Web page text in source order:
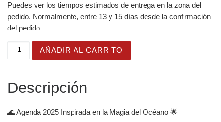
Puedes ver los tiempos estimados de entrega en la zona del
pedido. Normalmente, entre 13 y 15 días desde la confirmación
del pedido.
Agenda Semanal Océano Profundo 2025 en color y
AÑADIR AL CARRITO
Descripción
🌊 Agenda 2025 Inspirada en la Magia del Océano 🌟